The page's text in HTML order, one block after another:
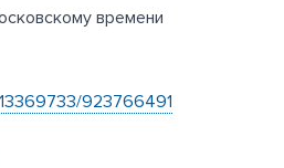
времени
923766491